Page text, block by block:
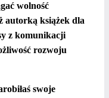
wolność
autorką książek dla
z komunikacji
rozwoju
swoje